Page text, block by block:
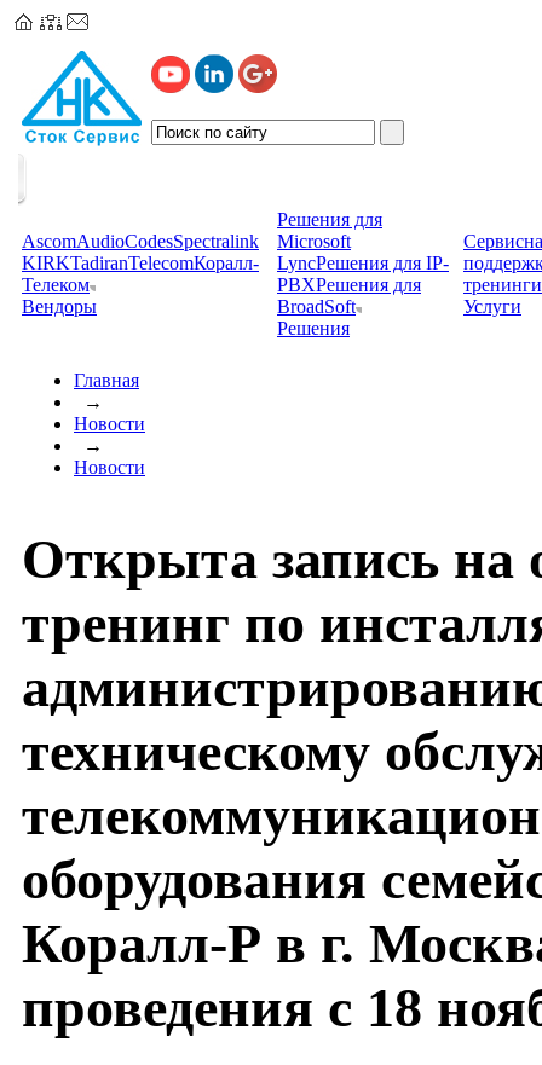
AscomAudioCodesSpectralink
KIRKTadiranTelecomКоралл-
Телеком
Вендоры
Решения для
Microsoft
LyncРешения для IP-
PBXРешения для
BroadSoft
Решения
тренинги
Услуги
Главная
→
Новости
→
Новости
Открыта запись на
тренинг по
техническому
оборудования
Коралл-Р в г.
проведения с 18